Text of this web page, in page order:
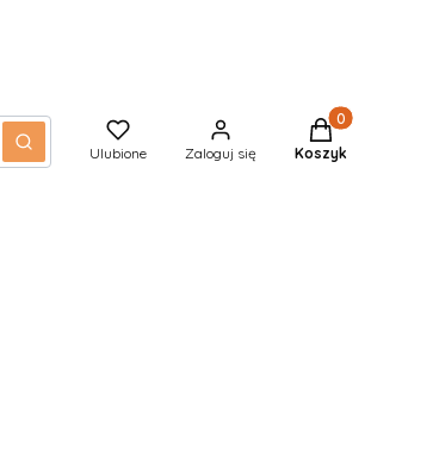
Szukaj Ulubione Zaloguj się
Produkty w
Koszyk